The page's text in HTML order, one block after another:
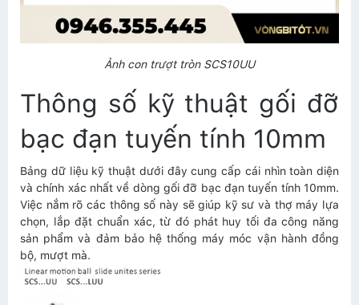
Ảnh con trượt tròn SCS10UU
Thông số kỹ thuật gối đỡ
bạc đạn tuyến tính 10mm
Bảng dữ liệu kỹ thuật dưới đây cung cấp cái nhìn toàn diện
và chính xác nhất về dòng gối đỡ bạc đạn tuyến tính 10mm.
Việc nắm rõ các thông số này sẽ giúp kỹ sư và thợ máy lựa
chọn, lắp đặt chuẩn xác, từ đó phát huy tối đa công năng
sản phẩm và đảm bảo hệ thống máy móc vận hành đồng
bộ, mượt mà.